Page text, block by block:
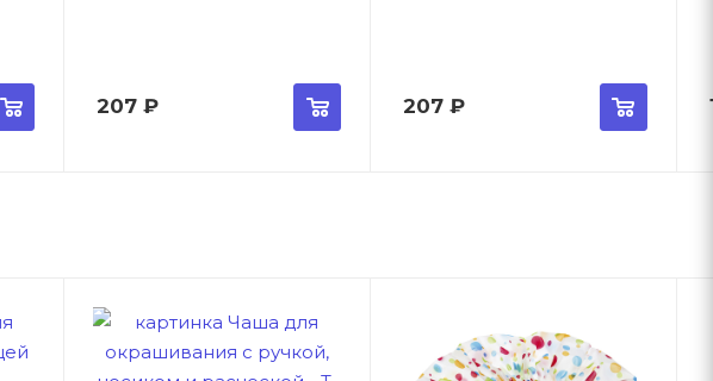
207 ₽ 207 ₽